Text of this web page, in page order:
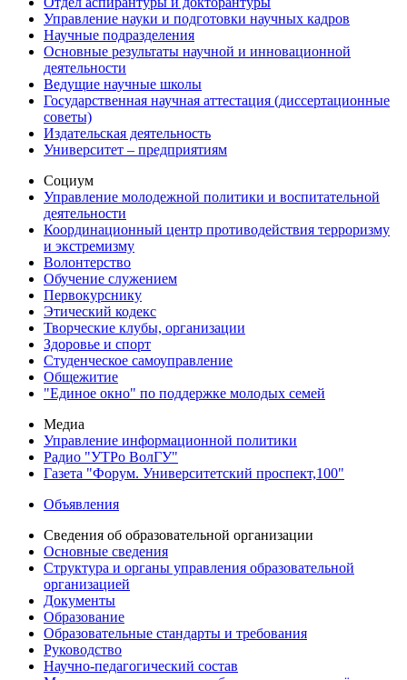
Управление науки и подготовки научных кадров
Научные подразделения
Основные результаты научной и инновационной
деятельности
Ведущие научные школы
Государственная научная аттестация (диссертационные
советы)
Издательская деятельность
Университет – предприятиям
Социум
Управление молодежной политики и воспитательной
деятельности
Координационный центр противодействия терроризму
и экстремизму
Волонтерство
Обучение служением
Первокурснику
Этический кодекс
Творческие клубы, организации
Здоровье и спорт
Студенческое самоуправление
Общежитие
"Единое окно" по поддержке молодых семей
Медиа
Управление информационной политики
Радио "УТРо ВолГУ"
Газета "Форум. Университетский проспект,100"
Объявления
Сведения об образовательной организации
Основные сведения
Структура и органы управления образовательной
организацией
Документы
Образование
Образовательные стандарты и требования
Руководство
Научно-педагогический состав